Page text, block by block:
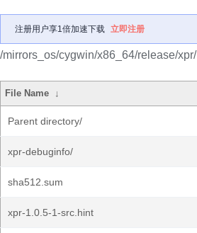
注册用户享1倍加速下载 立即注册
/mirrors_os/cygwin/x86_64/release/xpr/
File Name ↓
Parent directory/
xpr-debuginfo/
sha512.sum
xpr-1.0.5-1-src.hint